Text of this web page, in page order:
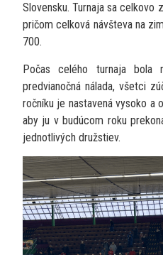
Slovensku. Turnaja sa celkovo
pričom celková návšteva na
700.
Počas celého turnaja bola
predvianočná nálada, všetci
ročníku je nastavená vysoko a
aby ju v budúcom roku
jednotlivých družstiev.